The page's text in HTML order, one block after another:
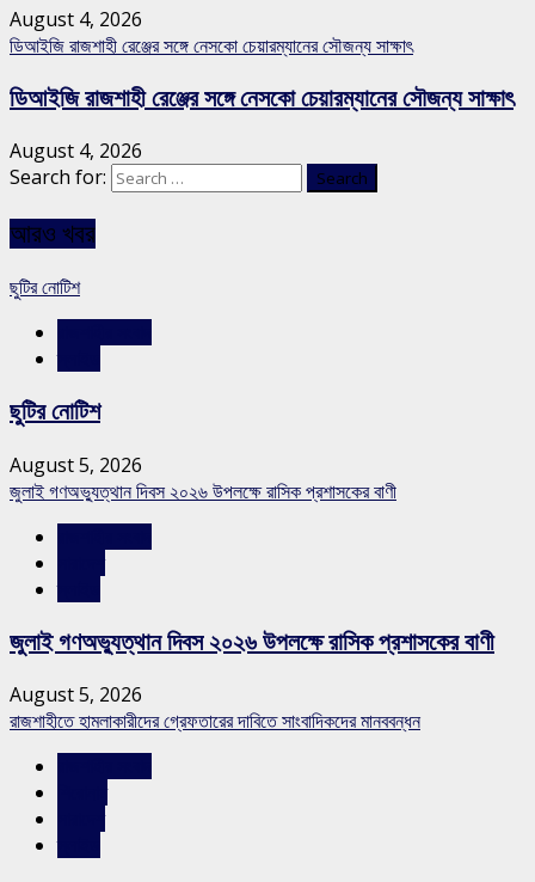
August 4, 2026
ডিআইজি রাজশাহী রেঞ্জের সঙ্গে নেসকো চেয়ারম্যানের সৌজন্য সাক্ষাৎ
ডিআইজি রাজশাহী রেঞ্জের সঙ্গে নেসকো চেয়ারম্যানের সৌজন্য সাক্ষাৎ
August 4, 2026
Search for:
আরও খবর
ছুটির নোটিশ
ছুটির নোটিশ
August 5, 2026
জুলাই গণঅভ্যুত্থান দিবস ২০২৬ উপলক্ষে রাসিক প্রশাসকের বাণী
জুলাই গণঅভ্যুত্থান দিবস ২০২৬ উপলক্ষে রাসিক প্রশাসকের বাণী
August 5, 2026
রাজশাহীতে হামলাকারীদের গ্রেফতারের দাবিতে সাংবাদিকদের মানববন্ধন